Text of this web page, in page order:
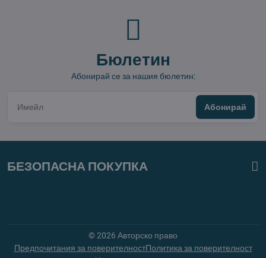
Бюлетин
Абонирай се за нашия бюлетин:
Абонирай
БЕЗОПАСНА ПОКУПКА
©2026 Авторско право
Предпочитания за поверителностПолитика за поверителност